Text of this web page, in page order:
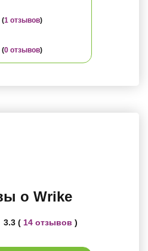
(1 отзывов)
(0 отзывов)
о Wrike
3.3 ( 14 отзывов )